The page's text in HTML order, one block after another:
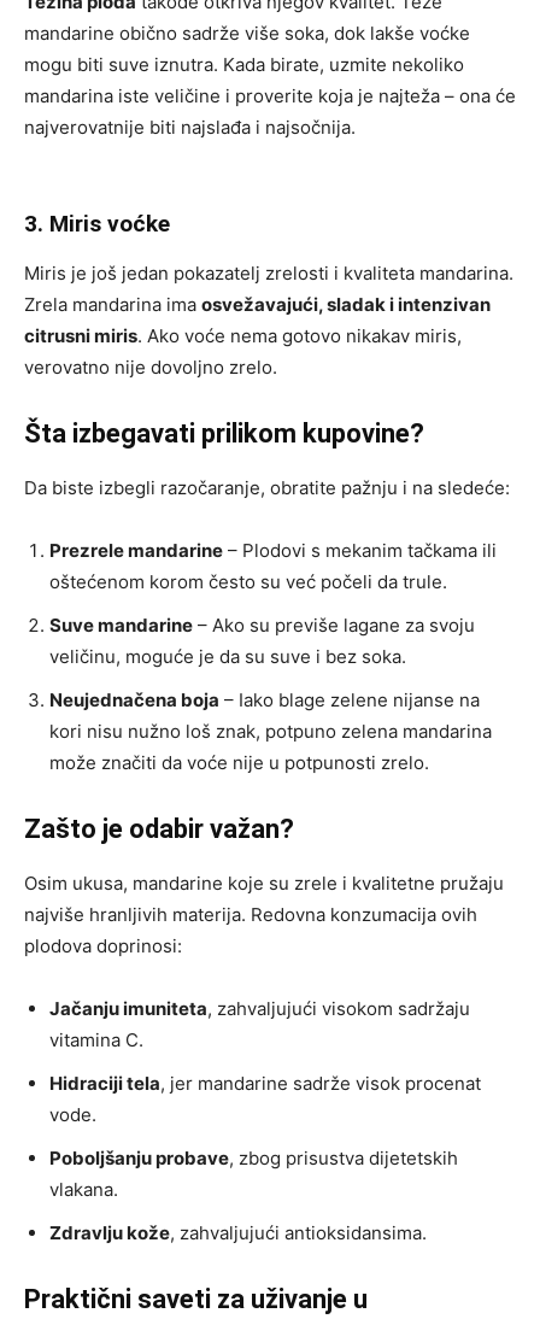
mandarine obično sadrže više soka, dok lakše voćke
mogu biti suve iznutra. Kada birate, uzmite nekoliko
mandarina iste veličine i proverite koja je najteža – ona će
najverovatnije biti najslađa i najsočnija.
3. Miris voćke
Miris je još jedan pokazatelj zrelosti i kvaliteta mandarina.
Zrela mandarina ima osvežavajući, sladak i intenzivan
citrusni miris. Ako voće nema gotovo nikakav miris,
verovatno nije dovoljno zrelo.
Šta izbegavati prilikom kupovine?
Da biste izbegli razočaranje, obratite pažnju i na sledeće:
Prezrele mandarine – Plodovi s mekanim tačkama ili
oštećenom korom često su već počeli da trule.
Suve mandarine – Ako su previše lagane za svoju
veličinu, moguće je da su suve i bez soka.
Neujednačena boja – Iako blage zelene nijanse na
kori nisu nužno loš znak, potpuno zelena mandarina
može značiti da voće nije u potpunosti zrelo.
Zašto je odabir važan?
Osim ukusa, mandarine koje su zrele i kvalitetne pružaju
najviše hranljivih materija. Redovna konzumacija ovih
plodova doprinosi:
Jačanju imuniteta, zahvaljujući visokom sadržaju
vitamina C.
Hidraciji tela, jer mandarine sadrže visok procenat
vode.
Poboljšanju probave, zbog prisustva dijetetskih
vlakana.
Zdravlju kože, zahvaljujući antioksidansima.
Praktični saveti za uživanje u